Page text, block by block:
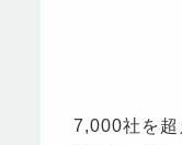
7,000社を超